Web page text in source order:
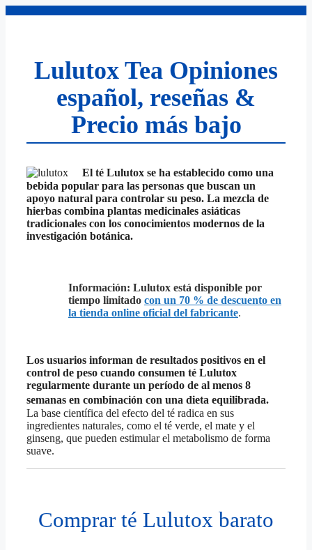
Lulutox Tea Opiniones
español, reseñas &
Precio más bajo
El té Lulutox se ha establecido como una
bebida popular para las personas que buscan un
apoyo natural para controlar su peso. La mezcla de
hierbas combina plantas medicinales asiáticas
tradicionales con los conocimientos modernos de la
investigación botánica.
Información: Lulutox está disponible por
tiempo limitado con un 70 % de descuento en
la tienda online oficial del fabricante.
Los usuarios informan de resultados positivos en el
control de peso cuando consumen té Lulutox
regularmente durante un período de al menos 8
semanas en combinación con una dieta equilibrada.
La base científica del efecto del té radica en sus
ingredientes naturales, como el té verde, el mate y el
ginseng, que pueden estimular el metabolismo de forma
suave.
Comprar té Lulutox barato